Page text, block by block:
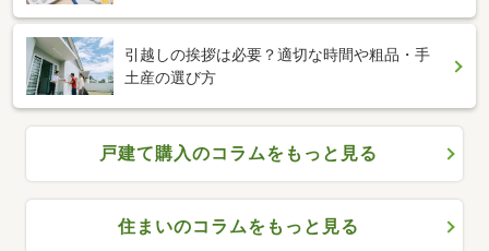
引越しの挨拶は必要？適切な時間や粗品・手
土産の選び方
戸建て購入のコラムをもっと見る
住まいのコラムをもっと見る